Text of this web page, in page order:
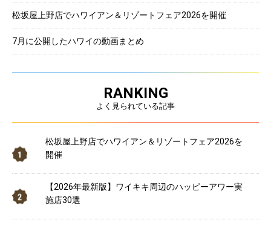
松坂屋上野店でハワイアン＆リゾートフェア2026を開催
7月に公開したハワイの動画まとめ
RANKING
よく見られている記事
松坂屋上野店でハワイアン＆リゾートフェア2026を
開催
【2026年最新版】ワイキキ周辺のハッピーアワー実
施店30選